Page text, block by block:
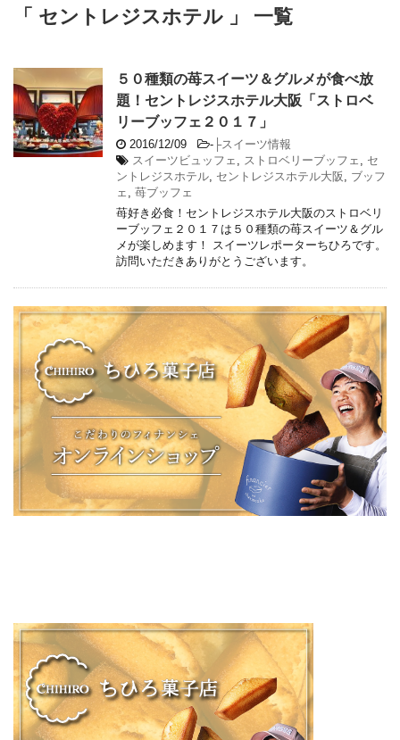
「 セントレジスホテル 」 一覧
５０種類の苺スイーツ＆グルメが食べ放
題！セントレジスホテル大阪「ストロベ
リーブッフェ２０１７」
2016/12/09 - ├スイーツ情報
スイーツビュッフェ
ストロベリーブッフェ
セ
ントレジスホテル セントレジスホテル大阪
ブッフ
ェ
苺ブッフェ
苺好き必食！セントレジスホテル大阪のストロベリ
ーブッフェ２０１７は５０種類の苺スイーツ＆グル
メが楽しめます！ スイーツレポーターちひろです。
訪問いただきありがとうございます。